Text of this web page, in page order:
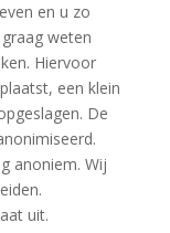
en u zo
weten
Hiervoor
een klein
De
anoniem. Wij
uit.